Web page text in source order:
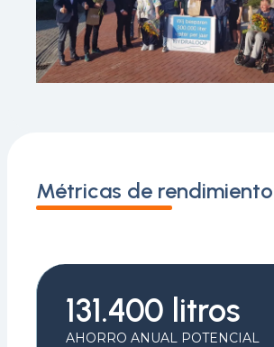
Métricas de rendimiento
131.400 litros
AHORRO ANUAL POTENCIAL